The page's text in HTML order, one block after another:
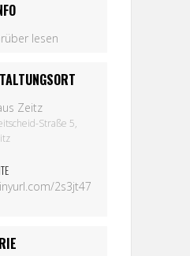
lesen
Zeitz
Straße 5,
2s3jt47